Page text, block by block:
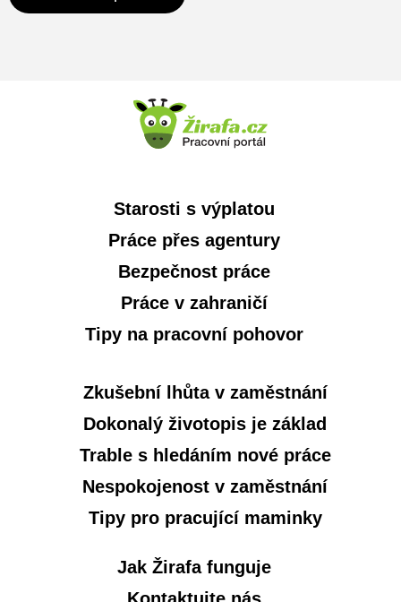
Starosti s výplatou
Práce přes agentury
Bezpečnost práce
Práce v zahraničí
Tipy na pracovní pohovor
Zkušební lhůta v zaměstnání
Dokonalý životopis je základ
Trable s hledáním nové práce
Nespokojenost v zaměstnání
Tipy pro pracující maminky
Jak Žirafa funguje